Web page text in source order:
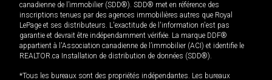
canadienne de l’immobilier (SDD®). SDD® met en référence des
inscriptions tenues par des agences immobilières autres que Royal
LePage et ses distributeurs. L'exactitude de l'information n'est pas
garantie et devrait être indépendamment vérifiée. La marque DDF®
appartient à l'Association canadienne de l’immobilier (ACI) et identifie le
REALTOR.ca Installation de distribution de données (SDD®).
*Tous les bureaux sont des propriétés indépendantes. Les bureaux